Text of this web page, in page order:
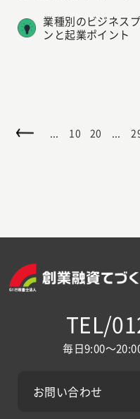
業種別のビジネス
ンと起業ポイント
10 20
TEL/
毎日9:00～
お問い合わせ